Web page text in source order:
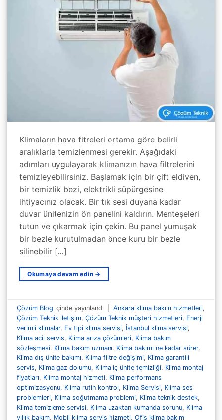
Klimaların hava fitreleri ortama göre belirli
aralıklarla temizlenmesi gerekir. Aşağıdaki
adımları uygulayarak klimanızın hava filtrelerini
temizleyebilirsiniz. Başlamak için bir çift eldiven,
bir temizlik bezi, elektrikli süpürgesine
ihtiyacınız olacak. Bir tık sesi duyana kadar
duvar ünitenizin ön panelini kaldırın. Menteşeleri
tutun ve çıkarmak için çekin. Bu panel yumuşak
bir bezle kurutulmadan önce kuru bir bezle
silinebilir […]
Okumaya devam edin →
Çözüm Blog içinde yayınlandı Ankara klima bakım hizmetleri,
Çözüm Teknik iletişim,Çözüm Teknik müşteri hizmetleri, Enerji
verimli klimalar, Ev tipi klima servisi, İstanbul klima servisi,
Klima acil servis, Klima arıza çözümleri, Klima bakım
sözleşmesi, Klima bakım uzmanı, Klima bakımı ne kadar sürer,
Klima dış ünite bakımı, Klima filtre değişimi, Klima garantili
servis, Klima gaz dolumu, Klima iç ünite temizliği, Klima montaj
fiyatları, Klima montaj hizmeti, Klima performans
optimizasyonu, Klima rutin kontrol, Klima Servisi, Klima ses
problemleri, Klima soğutmama problemi, Klima teknik destek,
Klima temizleme servisi, Klima uzaktan kumanda sorunu, Klima
yıllık bakım, Mobil klima servis hizmeti,Ofis klima bakım